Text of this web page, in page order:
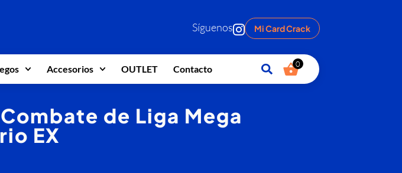
Síguenos Mi Card Crack
Accesorios OUTLET Contacto 0
de Liga Mega
EX